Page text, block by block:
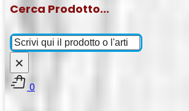
Cerca Prodotto...
Cerca
×
0